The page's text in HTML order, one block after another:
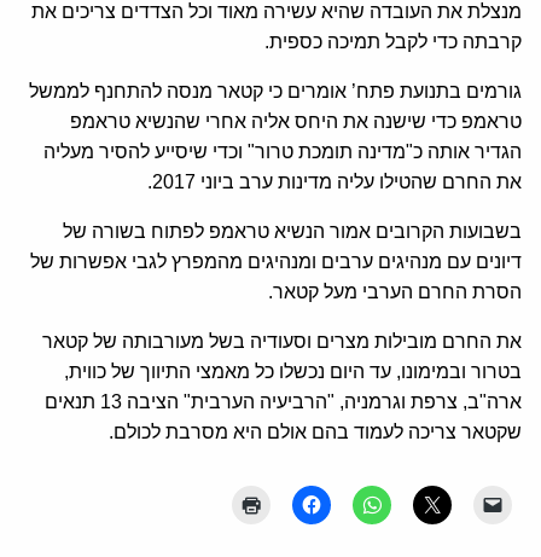
מנצלת את העובדה שהיא עשירה מאוד וכל הצדדים צריכים את
קרבתה כדי לקבל תמיכה כספית.
גורמים בתנועת פתח’ אומרים כי קטאר מנסה להתחנף לממשל
טראמפ כדי שישנה את היחס אליה אחרי שהנשיא טראמפ
הגדיר אותה כ"מדינה תומכת טרור" וכדי שיסייע להסיר מעליה
את החרם שהטילו עליה מדינות ערב ביוני 2017.
בשבועות הקרובים אמור הנשיא טראמפ לפתוח בשורה של
דיונים עם מנהיגים ערבים ומנהיגים מהמפרץ לגבי אפשרות של
הסרת החרם הערבי מעל קטאר.
את החרם מובילות מצרים וסעודיה בשל מעורבותה של קטאר
בטרור ובמימונו, עד היום נכשלו כל מאמצי התיווך של כווית,
ארה"ב, צרפת וגרמניה, "הרביעיה הערבית" הציבה 13 תנאים
שקטאר צריכה לעמוד בהם אולם היא מסרבת לכולם.